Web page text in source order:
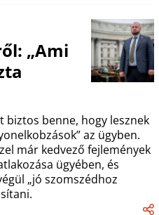
„Ami
biztos benne, hogy lesznek
az ügyben.
már kedvező fejlemények
ügyében, és
„jó szomszédhoz